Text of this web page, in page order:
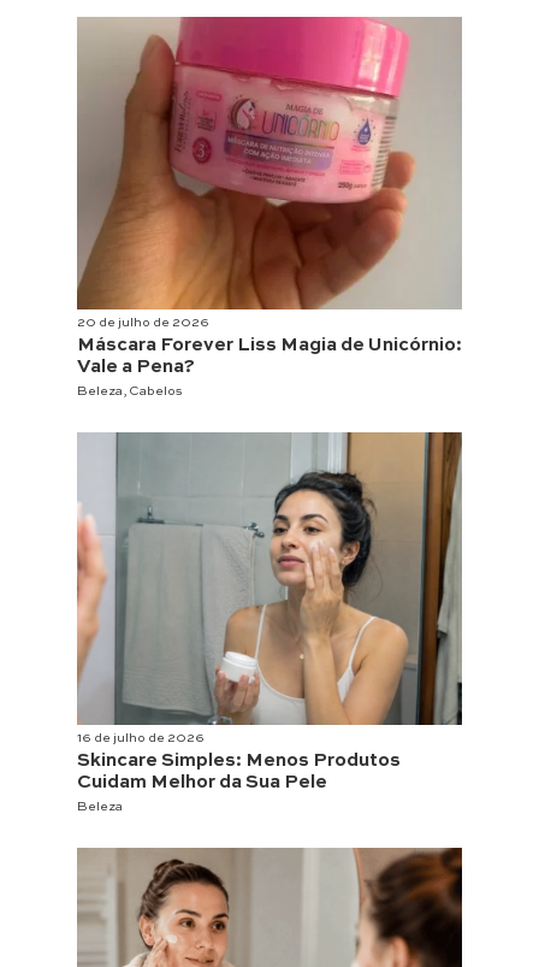
20 de julho de 2026
Máscara Forever Liss Magia de Unicórnio:
Vale a Pena?
Beleza , Cabelos
16 de julho de 2026
Skincare Simples: Menos Produtos
Cuidam Melhor da Sua Pele
Beleza